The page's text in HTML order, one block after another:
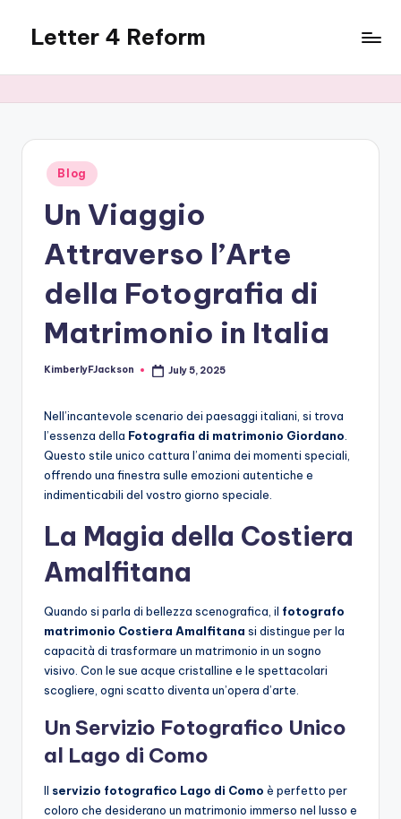
content
Letter 4 Reform
revealing
topics
Posted
in
Blog
Un Viaggio
Attraverso l’Arte
della Fotografia di
Matrimonio in Italia
Posted
KimberlyFJackson July 5, 2025
Nell’incantevole scenario dei paesaggi italiani, si trova
l’essenza della Fotografia di matrimonio Giordano
Questo stile unico cattura l’anima dei momenti speciali,
offrendo una finestra sulle emozioni autentiche e
indimenticabili del vostro giorno speciale.
La Magia della Costiera
Amalfitana
Quando si parla di bellezza scenografica, il fotografo
matrimonio Costiera Amalfitana si distingue per la
capacità di trasformare un matrimonio in un sogno
visivo. Con le sue acque cristalline e le spettacolari
scogliere, ogni scatto diventa un’opera d’arte.
Un Servizio Fotografico Unico
al Lago di Como
Il servizio fotografico Lago di Como è perfetto per
coloro che desiderano un matrimonio immerso nel lusso e